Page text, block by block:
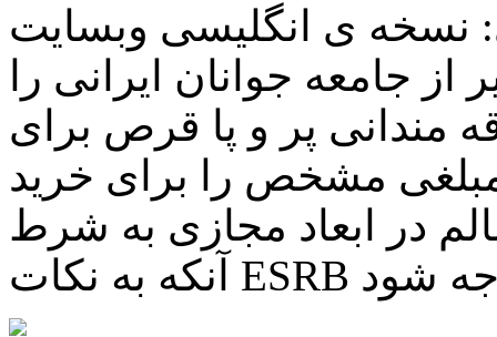
نسخه ی انگلیسی وبسایت
جامعه جوانان ایرانی را
مندانی پر و پا قرص برای
مبلغی مشخص را برای خرید
در ابعاد مجازی به شرط